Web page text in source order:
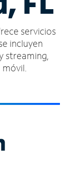
servicios
incluyen
streaming,